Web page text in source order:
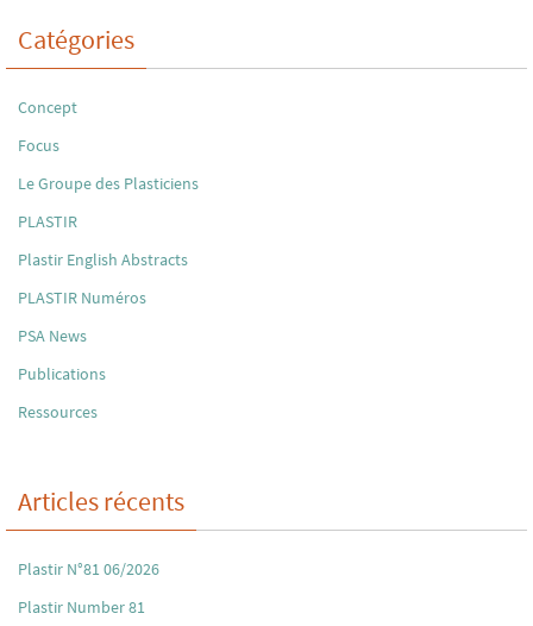
Catégories
Concept
Focus
Le Groupe des Plasticiens
PLASTIR
Plastir English Abstracts
PLASTIR Numéros
PSA News
Publications
Ressources
Articles récents
Plastir N°81 06/2026
Plastir Number 81